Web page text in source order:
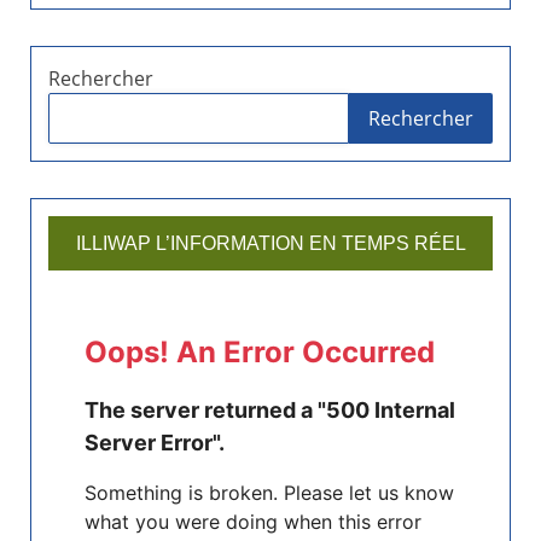
Rechercher
Rechercher
ILLIWAP L’INFORMATION EN TEMPS RÉEL